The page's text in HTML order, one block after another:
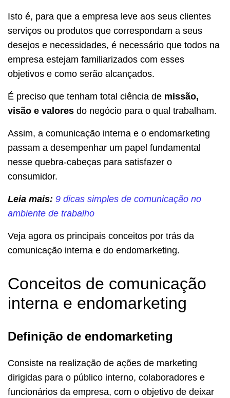
Isto é, para que a empresa leve aos seus clientes
serviços ou produtos que correspondam a seus
desejos e necessidades, é necessário que todos na
empresa estejam familiarizados com esses
objetivos e como serão alcançados.
É preciso que tenham total ciência de missão,
visão e valores do negócio para o qual trabalham.
Assim, a comunicação interna e o endomarketing
passam a desempenhar um papel fundamental
nesse quebra-cabeças para satisfazer o
consumidor.
Leia mais: 9 dicas simples de comunicação no
ambiente de trabalho
Veja agora os principais conceitos por trás da
comunicação interna e do endomarketing.
Conceitos de comunicação
interna e endomarketing
Definição de endomarketing
Consiste na realização de ações de marketing
dirigidas para o público interno, colaboradores e
funcionários da empresa, com o objetivo de deixar